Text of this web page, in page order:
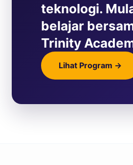
teknologi.
belajar
Trinity
Lihat Program →